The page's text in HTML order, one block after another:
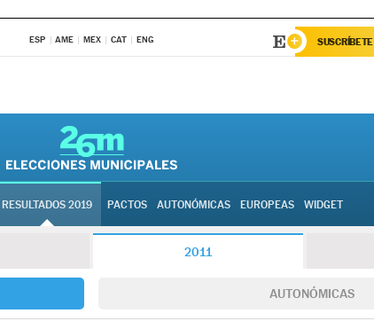
ESP AME MEX CAT ENG SUSCRÍBETE
RESULTADOS 2019 PACTOS AUTONÓMICAS EUROPEAS WIDGET
2011
AUTONÓMICAS